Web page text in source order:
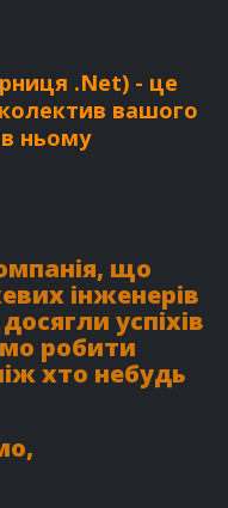
.Net) - це
вашого
в ньому
що
інженерів
успіхів
робити
хто небудь